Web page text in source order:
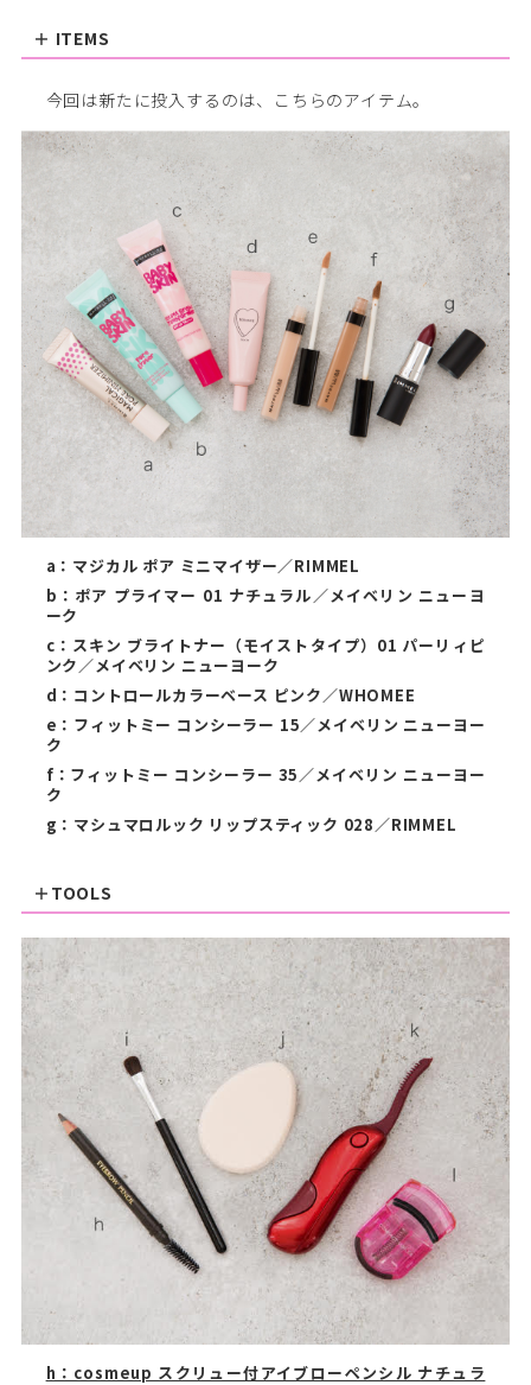
＋ ITEMS
今回は新たに投入するのは、こちらのアイテム。
a：マジカル ポア ミニマイザー／RIMMEL
b：ポア プライマー 01 ナチュラル／メイベリン ニューヨ
ーク
c：スキン ブライトナー（モイストタイプ）01 パーリィピ
ンク／メイベリン ニューヨーク
d：コントロールカラーベース ピンク／WHOMEE
e：フィットミー コンシーラー 15／メイベリン ニューヨー
ク
f：フィットミー コンシーラー 35／メイベリン ニューヨー
ク
g：マシュマロルック リップスティック 028／RIMMEL
＋TOOLS
h：cosmeup スクリュー付アイブローペンシル ナチュラ